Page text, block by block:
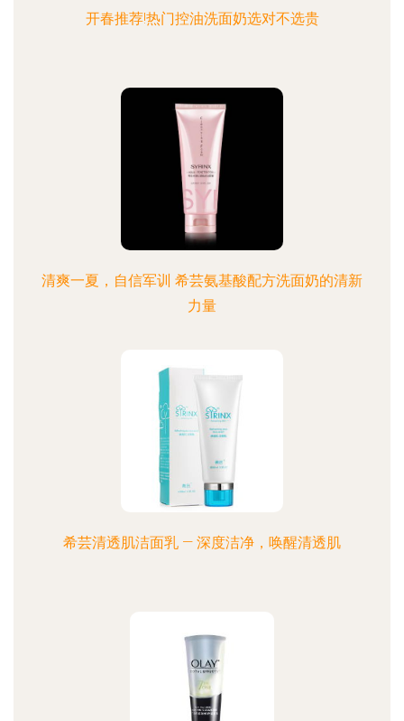
开春推荐!热门控油洗面奶选对不选贵
清爽一夏，自信军训 希芸氨基酸配方洗面奶的清新
力量
希芸清透肌洁面乳 — 深度洁净，唤醒清透肌